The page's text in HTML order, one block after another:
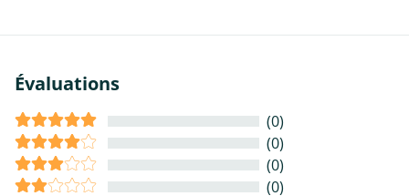
Évaluations
(0)
(0)
(0)
(0)